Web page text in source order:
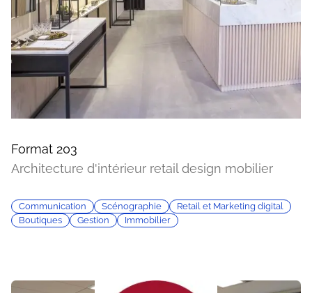
Format 203
Architecture d'intérieur retail design mobilier
Communication Scénographie
Retail et Marketing digital
Boutiques
Gestion Immobilier